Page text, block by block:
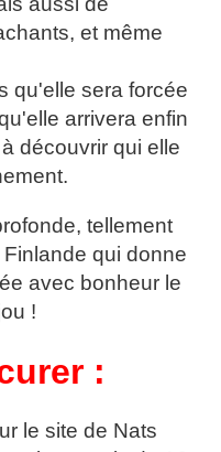
et même
qu'elle sera forcée
arrivera enfin
découvrir qui elle
tellement
qui donne
avec bonheur le
!
:
le site de Nats